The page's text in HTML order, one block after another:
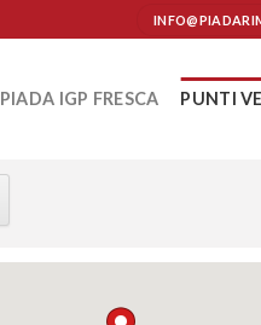
PIADA IGP FRESCA PUNTI